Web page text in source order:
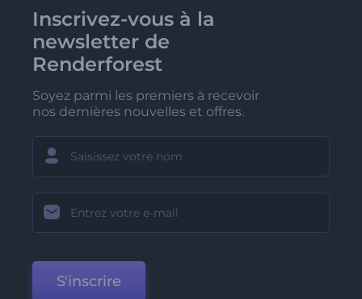
Inscrivez-vous à la
newsletter de
Renderforest
Soyez parmi les premiers à recevoir
nos dernières nouvelles et offres.
S'inscrire